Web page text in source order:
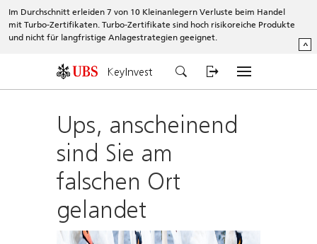
Im Durchschnitt erleiden 7 von 10 Kleinanlegern Verluste beim Handel
mit Turbo-Zertifikaten. Turbo-Zertifikate sind hoch risikoreiche Produkte
und nicht für langfristige Anlagestrategien geeignet.
^
KeyInvest
Ups, anscheinend
sind Sie am
falschen Ort
gelandet